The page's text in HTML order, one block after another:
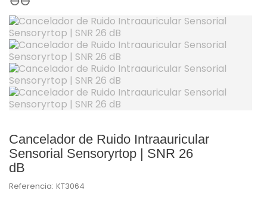
Cancelador de Ruido Intraauricular
Sensorial Sensoryrtop | SNR 26
dB
Referencia: KT3064